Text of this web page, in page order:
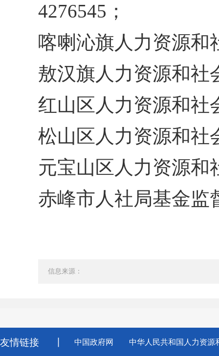
4276545；
喀喇沁旗人力资源和
敖汉旗人力资源和社
红山区人力资源和社
松山区人力资源和社
元宝山区人力资源和
赤峰市人社局基金监
信息来源：
友情链接 中国政府网 中华人民共和国人力资源